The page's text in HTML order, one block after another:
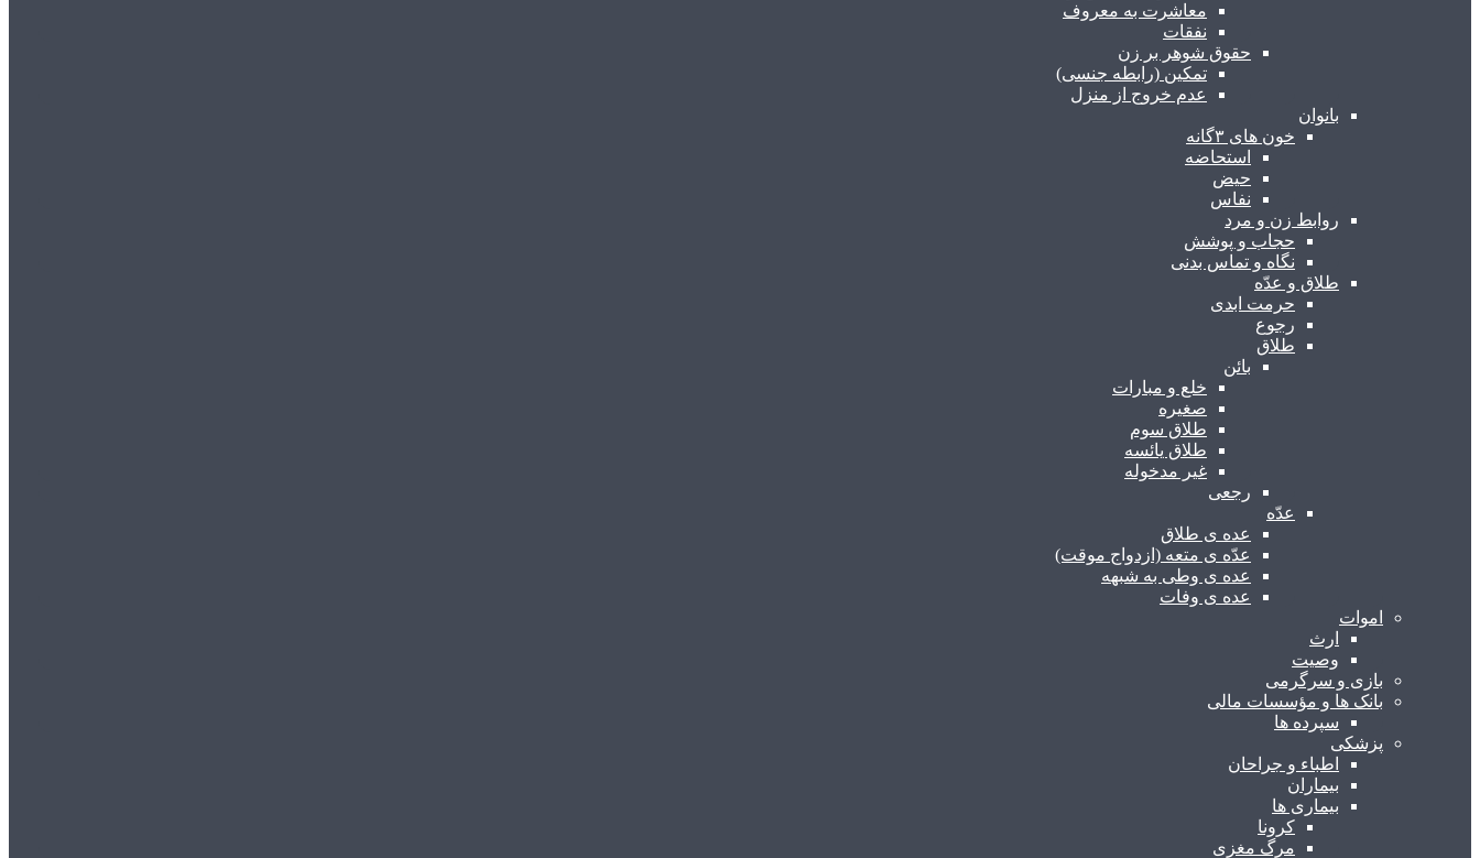
معاشرت به معروف
نفقات
حقوق شوهر بر زن
تمکین (رابطه جنسی)
عدم خروج از منزل
بانوان
خون های ۳گانه
استحاضه
حیض
نفاس
روابط زن و مرد
حجاب و پوشش
نگاه و تماس بدنی
طلاق و عدّه
حرمت ابدی
رجوع
طلاق
بائن
خلع و مبارات
صغیره
طلاق سوم
طلاق یائسه
غیر مدخوله
رجعی
عدّه
عده ی طلاق
عدّه ی متعه (ازدواج موقت)
عده ی وطی به شبهه
عده ی وفات
اموات
ارث
وصیت
بازی و سرگرمی
بانک ها و مؤسسات مالی
سپرده ها
پزشکی
اطباء و جراحان
بیماران
بیماری ها
کرونا
مرگ مغزی